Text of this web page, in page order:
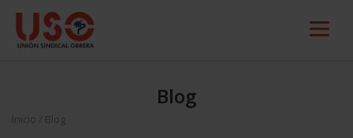
Blog
Inicio / Blog